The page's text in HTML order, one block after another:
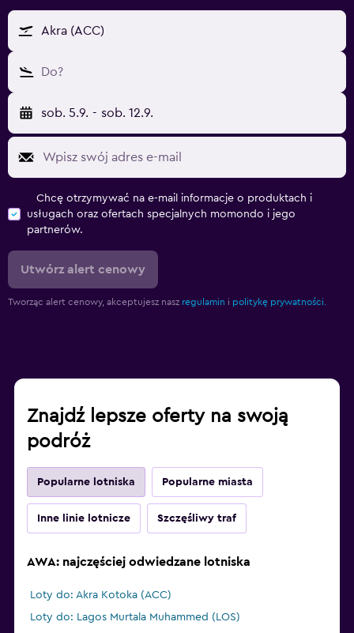
Akra (ACC)
Do?
sob. 5.9. - sob. 12.9.
Chcę otrzymywać na e-mail informacje o produktach i
usługach oraz ofertach specjalnych momondo i jego
partnerów.
Utwórz alert cenowy
Tworząc alert cenowy, akceptujesz nasz regulamin i politykę prywatności.
Znajdź lepsze oferty na swoją
podróż
Popularne lotniska Popularne miasta
Inne linie lotnicze Szczęśliwy traf
AWA: najczęściej odwiedzane lotniska
Loty do: Akra Kotoka (ACC)
Loty do: Lagos Murtala Muhammed (LOS)